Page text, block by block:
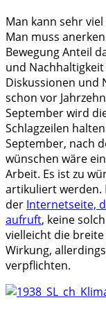
Man kann sehr
Man muss
Bewegung Anteil
und
Diskussionen und
schon vor
September wird
Schlagzeilen
September, nach
wünschen wäre
Arbeit. Es ist zu
artikuliert werden.
der Internetseite,
aufruft, keine
vielleicht die
Wirkung,
verpflichten.